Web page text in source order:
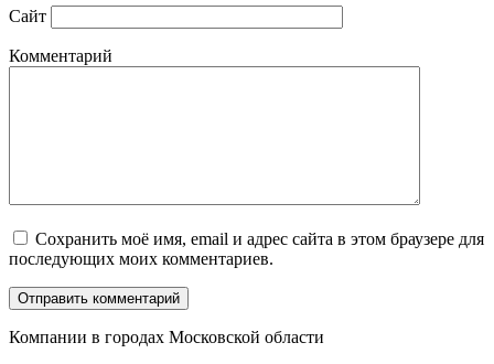
Сайт
Комментарий
Сохранить моё имя, email и адрес сайта в этом браузере для
последующих моих комментариев.
Компании в городах Московской области